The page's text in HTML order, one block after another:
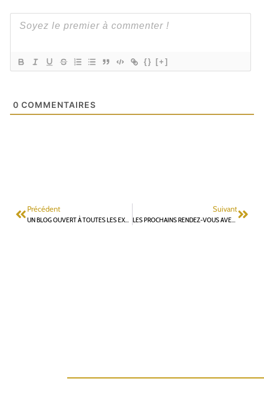
{} [+]
0 COMMENTAIRES
Précédent Suivant
LES PROCHAINS RENDEZ-VOUS AVEC L’ÉQUIPE DES ATELIERS FONTENAISIENS